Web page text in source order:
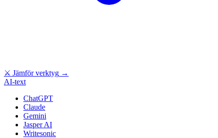
⚔ Jämför verktyg →
AI-text
ChatGPT
Claude
Gemini
Jasper AI
Writesonic